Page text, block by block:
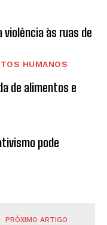
violência às ruas de
HUMANOS
de alimentos e
pode
PRÓXIMO ARTIGO